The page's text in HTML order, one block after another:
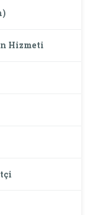
Hizmeti